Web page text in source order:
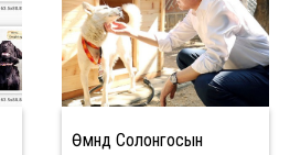
Өмнөд Солонгосын